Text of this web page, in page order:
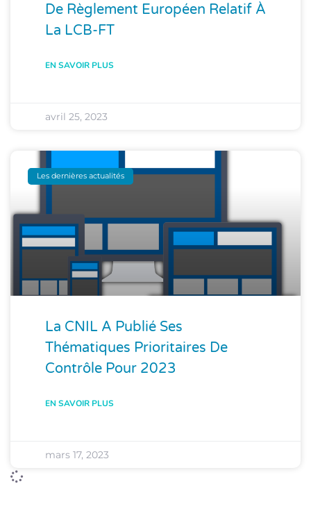
De Règlement Européen Relatif À
La LCB-FT
EN SAVOIR PLUS
avril 25, 2023
Les dernières actualités
La CNIL A Publié Ses
Thématiques Prioritaires De
Contrôle Pour 2023
EN SAVOIR PLUS
mars 17, 2023